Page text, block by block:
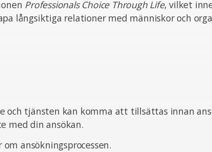
Professionals Choice Through Life, vilket
långsiktiga relationer med människor och
och tjänsten kan komma att tillsättas innan
med din ansökan.
ansökningsprocessen.